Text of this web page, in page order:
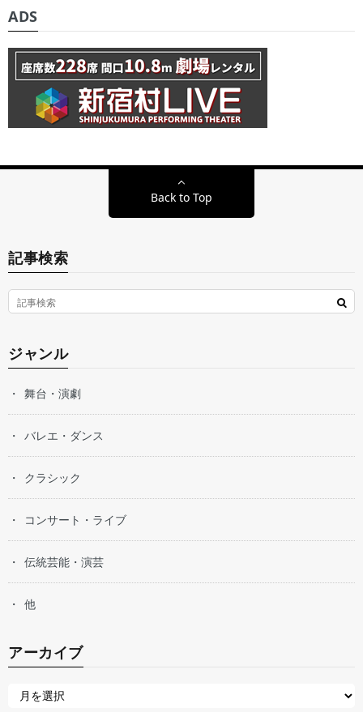
ADS
Back to Top
記事検索
ジャンル
舞台・演劇
バレエ・ダンス
クラシック
コンサート・ライブ
伝統芸能・演芸
他
アーカイブ